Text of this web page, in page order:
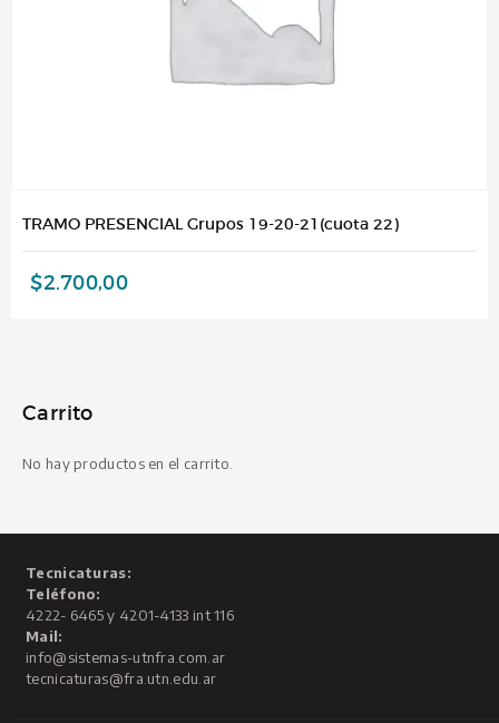
TRAMO PRESENCIAL Grupos 19-20-21(cuota 22)
$2.700,00
Carrito
No hay productos en el carrito.
Tecnicaturas:
Teléfono:
4222- 6465 y 4201-4133 int 116
Mail:
info@sistemas-utnfra.com.ar
tecnicaturas@fra.utn.edu.ar